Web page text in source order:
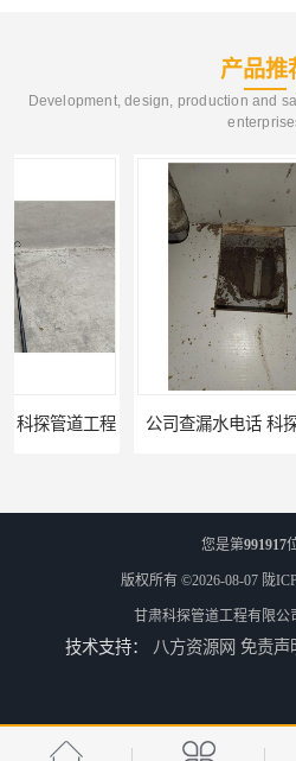
产品推
Development, design, production and
水电话 科探管道工程
公司地下暗埋管道漏水公司 科探管道工程
您是第991917
版权所有 ©2026-08-07 陇
甘肃科探管道工程有限公
技术支持： 八方资源网 免责声